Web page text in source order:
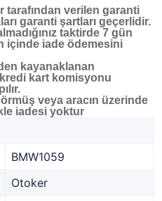
tarafından verilen garanti
garanti şartları geçerlidir.
taktirde 7 gün
içinde iade ödemesini
kayanaklanan
kart komisyonu
veya aracın üzerinde
iadesi yoktur
BMW1059
Otoker